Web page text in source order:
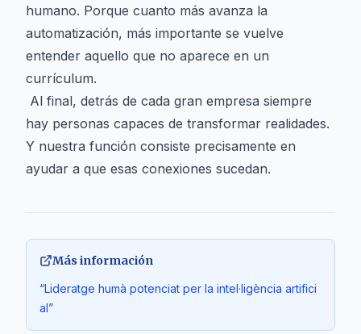
humano. Porque cuanto más avanza la
automatización, más importante se vuelve
entender aquello que no aparece en un
currículum.
Al final, detrás de cada gran empresa siempre
hay personas capaces de transformar realidades.
Y nuestra función consiste precisamente en
ayudar a que esas conexiones sucedan.
Más información
“Lideratge humà potenciat per la intel·ligència artifici
al”